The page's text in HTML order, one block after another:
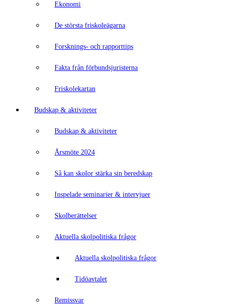
Ekonomi
De största friskoleägarna
Forsknings- och rapporttips
Fakta från förbundsjuristerna
Friskolekartan
Budskap & aktiviteter
Budskap & aktiviteter
Årsmöte 2024
Så kan skolor stärka sin beredskap
Inspelade seminarier & intervjuer
Skolberättelser
Aktuella skolpolitiska frågor
Aktuella skolpolitiska frågor
Tidöavtalet
Remissvar